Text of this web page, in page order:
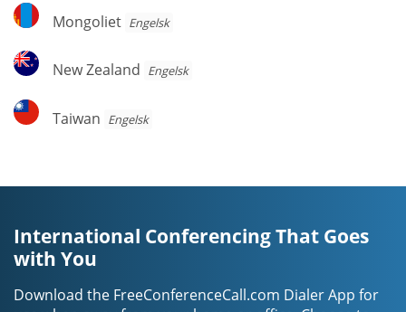
Mongoliet
Mongoliet Engelsk
New
Zealand
New Zealand Engelsk
Taiwan
Taiwan Engelsk
International Conferencing That Goes
with You
Download the FreeConferenceCall.com Dialer App for